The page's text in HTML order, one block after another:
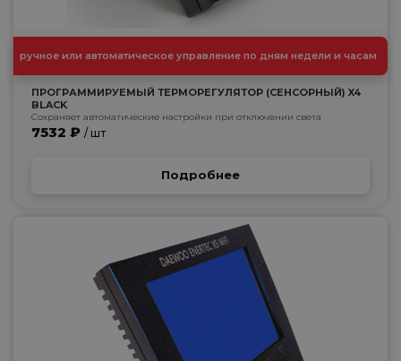
ручное или автоматическое управление по дням недели и часам
ПРОГРАММИРУЕМЫЙ ТЕРМОРЕГУЛЯТОР (СЕНСОРНЫЙ) X4
BLACK
Сохраняет автоматические настройки при отключении света
7532 ₽ / шт
Подробнее